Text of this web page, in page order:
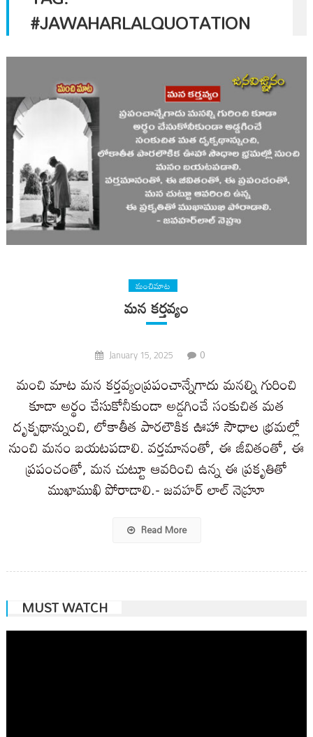
#JAWAHARLALQUOTATION
మంచిమాట
మన కర్తవ్యం
January 15, 2025 0
మంచి మాట మన కర్తవ్యంప్రపంచాన్నేగాదు మనల్ని గురించి
కూడా అర్థం చేసుకోనీకుండా అడ్డగించే సంకుచిత మత
దృక్పథాన్నుంచి, లోకాతీత పారలౌకిక ఊహా సౌధాల భ్రమల్లో
నుంచి మనం బయటపడాలి. వర్తమానంతో, ఈ జీవితంతో, ఈ
ప్రపంచంతో, మన చుట్టూ ఆవరించి ఉన్న ఈ ప్రకృతితో
ముఖాముఖి పోరాడాలి.- జవహర్ లాల్ నెహ్రూ
Read More
MUST WATCH